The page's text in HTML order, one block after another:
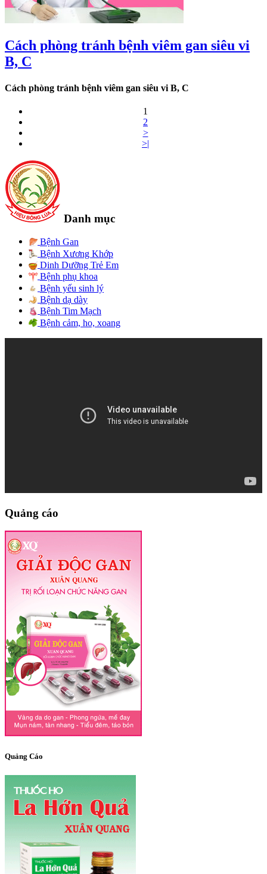
Cách phòng tránh bệnh viêm gan siêu vi
B, C
Cách phòng tránh bệnh viêm gan siêu vi B, C
1
2
>
>|
Danh mục
Bệnh Gan
Bệnh Xương Khớp
Dinh Dưỡng Trẻ Em
Bệnh phụ khoa
Bệnh yếu sinh lý
Bệnh dạ dày
Bệnh Tim Mạch
Bệnh cảm, ho, xoang
Quảng cáo
Quảng Cáo